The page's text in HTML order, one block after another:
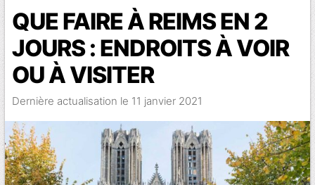
QUE FAIRE À REIMS EN 2
JOURS : ENDROITS À VOIR
OU À VISITER
11 janvier 2021